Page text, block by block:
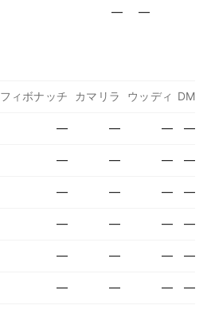
— —
フィボナッチ カマリラ ウッディ DM
— — — —
— — — —
— — — —
— — — —
— — — —
— — — —